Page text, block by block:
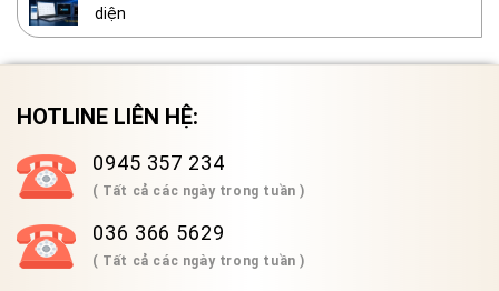
diện
HOTLINE LIÊN HỆ:
0945 357 234
( Tất cả các ngày trong tuần )
036 366 5629
( Tất cả các ngày trong tuần )